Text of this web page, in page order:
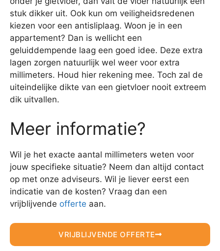
stuk dikker uit. Ook kun om veiligheidsredenen
kiezen voor een antisliplaag. Woon je in een
appartement? Dan is wellicht een
geluiddempende laag een goed idee. Deze extra
lagen zorgen natuurlijk wel weer voor extra
millimeters. Houd hier rekening mee. Toch zal de
uiteindelijke dikte van een gietvloer nooit extreem
dik uitvallen.
Meer informatie?
Wil je het exacte aantal millimeters weten voor
jouw specifieke situatie? Neem dan altijd contact
op met onze adviseurs. Wil je liever eerst een
indicatie van de kosten? Vraag dan een
vrijblijvende offerte aan.
VRIJBLIJVENDE OFFERTE